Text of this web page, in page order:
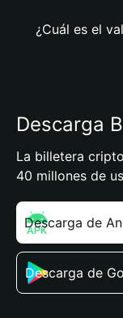
¿Cuál es el
Descarga
La billetera
40 millones de
Descarga de
Descarga de